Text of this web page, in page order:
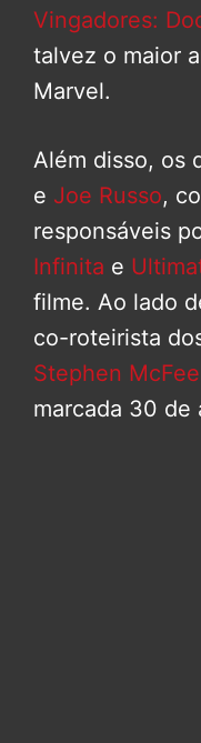
Vingadores:
talvez o maior
Marvel.
Além disso, os
e Joe Russo,
responsáveis
Infinita e
filme. Ao lado
co-roteirista
Stephen
marcada 30 de